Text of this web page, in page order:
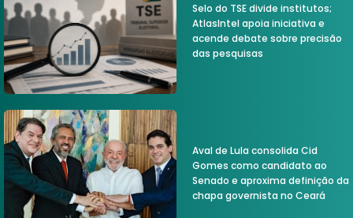
Selo do TSE divide institutos;
AtlasIntel apoia iniciativa e
acende debate sobre precisão
das pesquisas
Aval de Lula consolida Cid
Gomes como candidato ao
Senado e aproxima definição da
chapa governista no Ceará